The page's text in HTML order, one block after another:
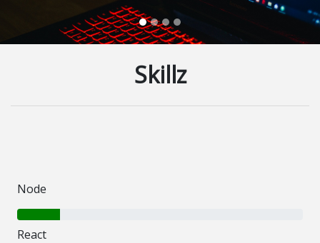
Skillz
Node
15% Complete
React